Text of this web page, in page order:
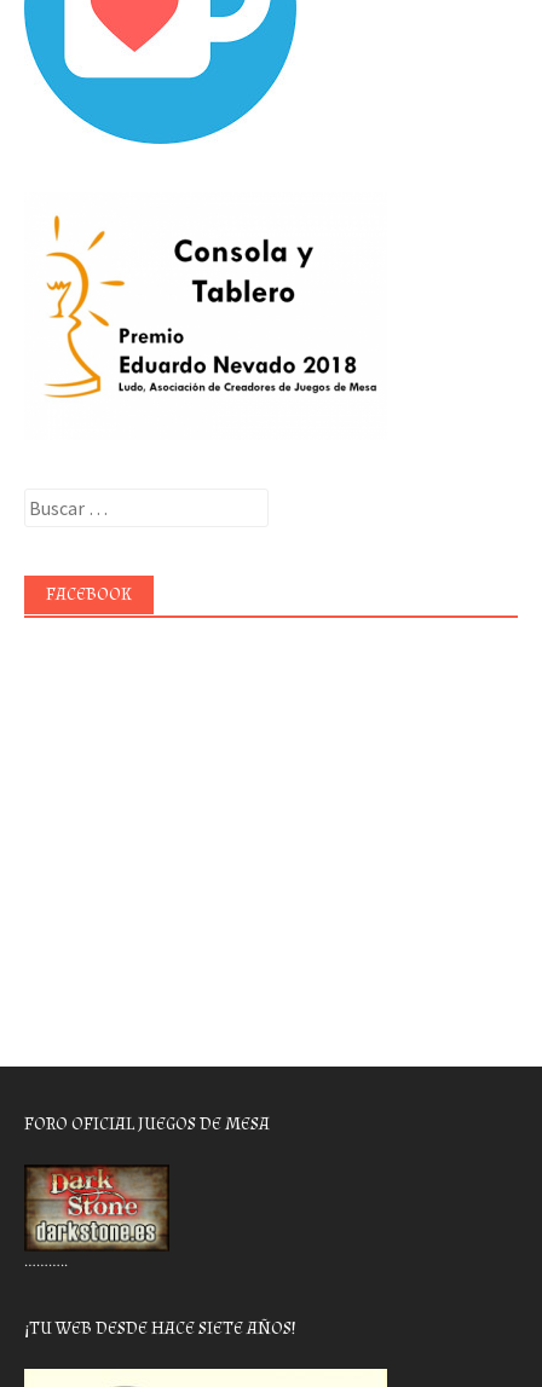
Buscar:
FACEBOOK
FORO OFICIAL JUEGOS DE MESA
………..
¡TU WEB DESDE HACE SIETE AÑOS!